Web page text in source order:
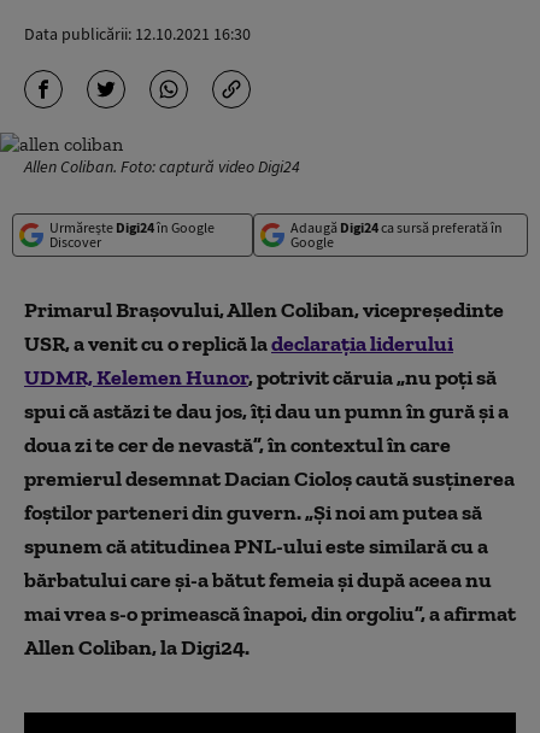
Data publicării: 12.10.2021 16:30
Allen Coliban. Foto: captură video Digi24
Urmărește Digi24în Google
Discover
Adaugă Digi24ca sursă preferată în
Google
Primarul Brașovului, Allen Coliban, vicepreședinte
USR, a venit cu o replică ladeclarația liderului
UDMR, Kelemen Hunor, potrivit căruia „nu poți să
spui că astăzi te dau jos, îți dau un pumn în gură și a
doua zi te cer de nevastă”, în contextul în care
premierul desemnat Dacian Cioloș caută susținerea
foștilor parteneri din guvern. „Și noi am putea să
spunem că atitudinea PNL-ului este similară cu a
bărbatului care și-a bătut femeia și după aceea nu
mai vrea s-o primească înapoi, din orgoliu”, a afirmat
Allen Coliban, la Digi24.